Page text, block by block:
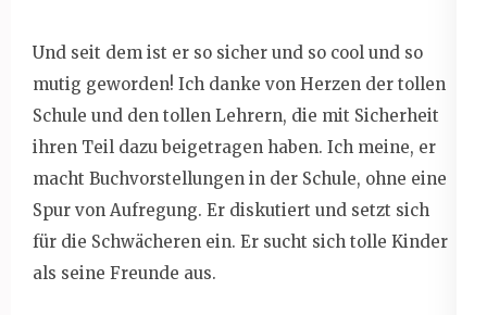
Und seit dem ist er so sicher und so cool und so
mutig geworden! Ich danke von Herzen der tollen
Schule und den tollen Lehrern, die mit Sicherheit
ihren Teil dazu beigetragen haben. Ich meine, er
macht Buchvorstellungen in der Schule, ohne eine
Spur von Aufregung. Er diskutiert und setzt sich
für die Schwächeren ein. Er sucht sich tolle Kinder
als seine Freunde aus.